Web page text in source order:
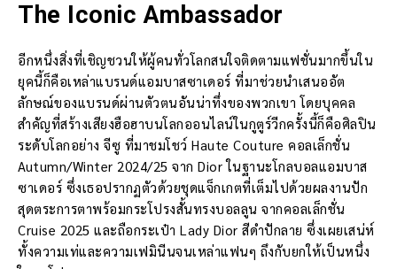
The Iconic Ambassador
อีกหนึ่งสิ่งที่เชิญชวนให้ผู้คนทั่วโลกสนใจติดตามแฟชั่นมากขึ้นใน
ยุคนี้ก็คือเหล่าแบรนด์แอมบาสซาเดอร์ ที่มาช่วยนำเสนออัต
ลักษณ์ของแบรนด์ผ่านตัวตนอันน่าทึ่งของพวกเขา โดยบุคคล
สำคัญที่สร้างเสียงฮือฮาบนโลกออนไลน์ในกูตูร์วีกครั้งนี้ก็คือศิลปิน
ระดับโลกอย่าง จีซู ที่มาชมโชว์ Haute Couture คอลเล็กชั่น
Autumn/Winter 2024/25 จาก Dior ในฐานะโกลบอลแอมบาส
ซาเดอร์ ซึ่งเธอปรากฏตัวด้วยชุดแจ็กเกตที่เต็มไปด้วยผลงานปัก
สุดตระการตาพร้อมกระโปรงสั้นทรงบอลลูน จากคอลเล็กชั่น
Cruise 2025 และถือกระเป๋า Lady Dior สีดำปักลาย ซึ่งเผยเสน่ห์
ทั้งความเท่และความเฟมินีนจนเหล่าแฟนๆ ถึงกับยกให้เป็นหนึ่ง